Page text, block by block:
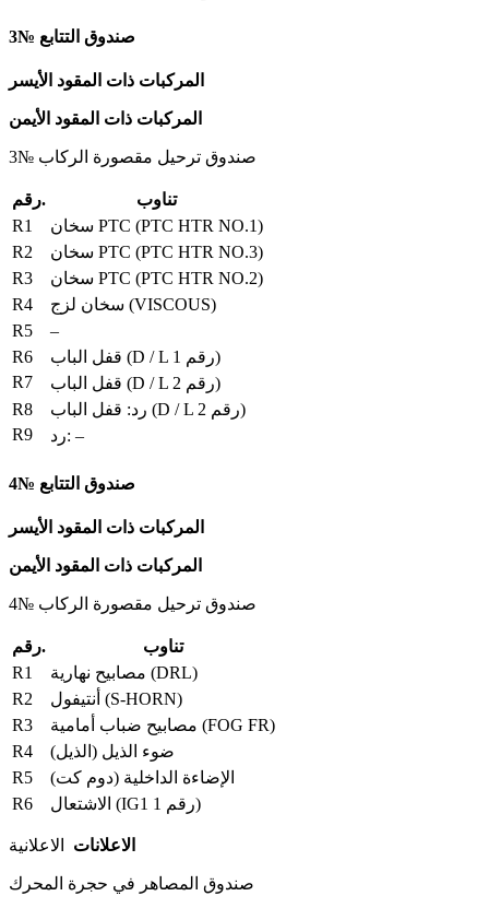
صندوق التتابع №3
المركبات ذات المقود الأيسر
المركبات ذات المقود الأيمن
صندوق ترحيل مقصورة الركاب №3
رقم.
تناوب
R1
سخان PTC (PTC HTR NO.1)
R2
سخان PTC (PTC HTR NO.3)
R3
سخان PTC (PTC HTR NO.2)
R4
سخان لزج (VISCOUS)
R5
–
R6
قفل الباب (D / L رقم 1)
R7
قفل الباب (D / L رقم 2)
R8
رد: قفل الباب (D / L رقم 2)
R9
رد: –
صندوق التتابع №4
المركبات ذات المقود الأيسر
المركبات ذات المقود الأيمن
صندوق ترحيل مقصورة الركاب №4
رقم.
تناوب
R1
مصابيح نهارية (DRL)
R2
أنتيفول (S-HORN)
R3
مصابيح ضباب أمامية (FOG FR)
R4
ضوء الذيل (الذيل)
R5
الإضاءة الداخلية (دوم كت)
R6
الاشتعال (IG1 رقم 1)
الاعلانات الاعلانية
صندوق المصاهر في حجرة المحرك